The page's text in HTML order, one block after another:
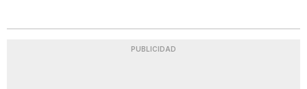
PUBLICIDAD